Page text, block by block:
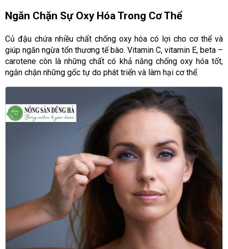
Ngăn Chặn Sự Oxy Hóa Trong Cơ Thể
Củ đậu chứa nhiều chất chống oxy hóa có lợi cho cơ thể và
giúp ngăn ngừa tổn thương tế bào. Vitamin C, vitamin E, beta –
carotene còn là những chất có khả năng chống oxy hóa tốt,
ngăn chặn những gốc tự do phát triển và làm hại cơ thể.